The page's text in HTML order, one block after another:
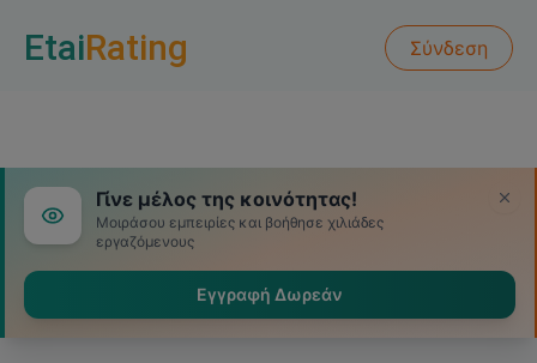
EtaiRating Σύνδεση
Γίνε μέλος της κοινότητας!
Μοιράσου εμπειρίες και βοήθησε χιλιάδες
εργαζόμενους
Εγγραφή Δωρεάν